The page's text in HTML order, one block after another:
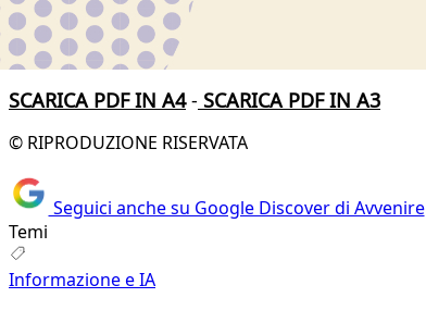
SCARICA PDF IN A4- SCARICA PDF IN A3
© RIPRODUZIONE RISERVATA
Seguici anche su Google Discover di Avvenire
Temi
Informazione e IA